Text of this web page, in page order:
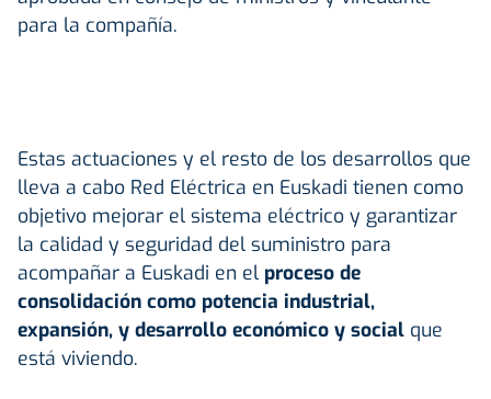
para la compañía.
Estas actuaciones y el resto de los desarrollos que
lleva a cabo Red Eléctrica en Euskadi tienen como
objetivo mejorar el sistema eléctrico y garantizar
la calidad y seguridad del suministro para
acompañar a Euskadi en el proceso de
consolidación como potencia industrial,
expansión, y desarrollo económico y social que
está viviendo.